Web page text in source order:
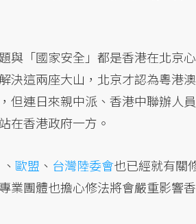
與「國家安全」都是香港在北京心
決這兩座大山，北京才認為粵港澳
但連日來親中派、香港中聯辦人員
在香港政府一方。
歐盟 、 台灣陸委會也已經就有關
業團體也擔心修法將會嚴重影響香